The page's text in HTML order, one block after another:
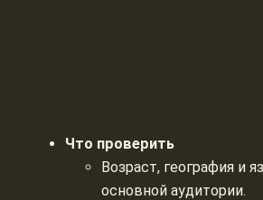
Что проверить
Возраст, география и
основной аудитории.